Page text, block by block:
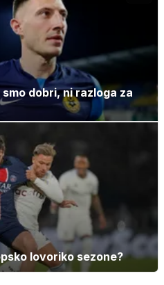
dobri, ni razloga za
lovoriko sezone?